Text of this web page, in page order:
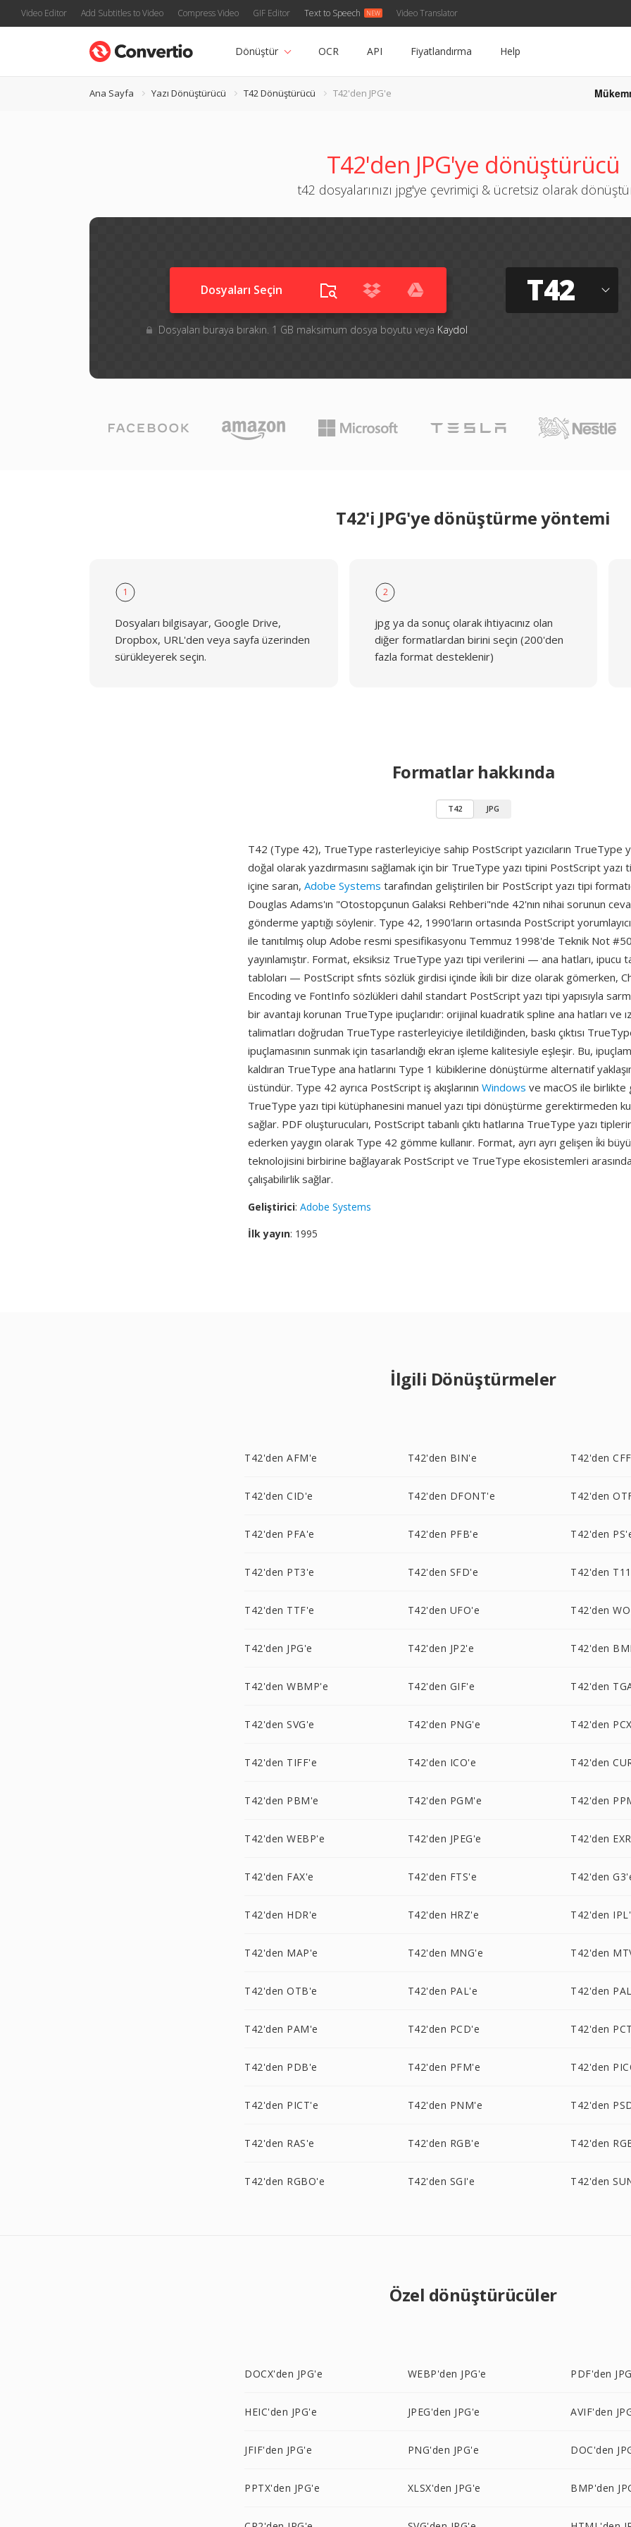
Video Editor Add Subtitles to Video Compress Video GIF Editor Text to Speech Video Translator
Dönüştür OCR API Fiyatlandırma Help
Ana Sayfa Yazı Dönüştürücü T42 Dönüştürücü T42'den JPG'e
T42'den JPG'ye dönüştürücü
t42 dosyalarınızı jpg'ye çevrimiçi & ücretsiz olarak
Dosyaları Seçin
Dosyaları buraya bırakın. 1 GB maksimum dosya boyutu veya Kaydol
T42
T42'i JPG'ye dönüştürme yöntemi
1
Dosyaları bilgisayar, Google Drive,
Dropbox, URL'den veya sayfa üzerinden
sürükleyerek seçin.
2
jpg ya da sonuç olarak ihtiyacınız olan
diğer formatlardan birini seçin (200'den
fazla format desteklenir)
Formatlar hakkında
T42 JPG
T42 (Type 42), TrueType rasterleyiciye sahip PostScript yazıcıların TrueType
doğal olarak yazdırmasını sağlamak için bir TrueType yazı tipini PostScript yazı
içine saran, Adobe Systems tarafından geliştirilen bir PostScript yazı tipi
Douglas Adams'ın "Otostopçunun Galaksi Rehberi"nde 42'nın nihai sorunun
gönderme yaptığı söylenir. Type 42, 1990'ların ortasında PostScript
ile tanıtılmış olup Adobe resmi spesifikasyonu Temmuz 1998'de Teknik Not
yayınlamıştır. Format, eksiksiz TrueType yazı tipi verilerini — ana hatları, ipucu
tabloları — PostScript sfnts sözlük girdisi içinde i̇kili bir dize olarak gömerken,
Encoding ve FontInfo sözlükleri dahil standart PostScript yazı tipi yapısıyla
bir avantajı korunan TrueType ipuçlarıdır: orijinal kuadratik spline ana hatları ve
talimatları doğrudan TrueType rasterleyiciye iletildiğinden, baskı çıktısı
ipuçlamasının sunmak için tasarlandığı ekran işleme kalitesiyle eşleşir. Bu,
kaldıran TrueType ana hatlarını Type 1 kübiklerine dönüştürme alternatif
üstündür. Type 42 ayrıca PostScript iş akışlarının Windows ve macOS ile birlikte
TrueType yazı tipi kütüphanesini manuel yazı tipi dönüştürme gerektirmeden
sağlar. PDF oluşturucuları, PostScript tabanlı çıktı hatlarına TrueType yazı
ederken yaygın olarak Type 42 gömme kullanır. Format, ayrı ayrı gelişen i̇ki
teknolojisini birbirine bağlayarak PostScript ve TrueType ekosistemleri
çalışabilirlik sağlar.
Geliştirici: Adobe Systems
İlk yayın: 1995
İlgili Dönüştürmeler
T42'den AFM'e T42'den BIN'e T42'den
T42'den CID'e T42'den DFONT'e T42'den
T42'den PFA'e T42'den PFB'e T42'den
T42'den PT3'e T42'den SFD'e T42'den
T42'den TTF'e T42'den UFO'e T42'den
T42'den JPG'e T42'den JP2'e T42'den
T42'den WBMP'e T42'den GIF'e T42'den
T42'den SVG'e T42'den PNG'e T42'den
T42'den TIFF'e T42'den ICO'e T42'den
T42'den PBM'e T42'den PGM'e T42'den
T42'den WEBP'e T42'den JPEG'e T42'den
T42'den FAX'e T42'den FTS'e T42'den
T42'den HDR'e T42'den HRZ'e T42'den
T42'den MAP'e T42'den MNG'e T42'den
T42'den OTB'e T42'den PAL'e T42'den
T42'den PAM'e T42'den PCD'e T42'den
T42'den PDB'e T42'den PFM'e T42'den
T42'den PICT'e T42'den PNM'e T42'den
T42'den RAS'e T42'den RGB'e T42'den
T42'den RGBO'e T42'den SGI'e T42'den
Özel dönüştürücüler
DOCX'den JPG'e WEBP'den JPG'e PDF'den
HEIC'den JPG'e JPEG'den JPG'e AVIF'den
JFIF'den JPG'e PNG'den JPG'e DOC'den
PPTX'den JPG'e XLSX'den JPG'e BMP'den